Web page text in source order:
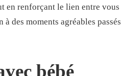
en renforçant le lien entre vous
des moments agréables passés
bébé